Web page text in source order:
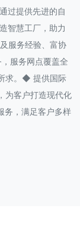
过提供先进的自
智慧工厂，助力
服务经验、富协
服务网点覆盖全
求。◆ 提供国际
为客户打造现代化
务，满足客户多样